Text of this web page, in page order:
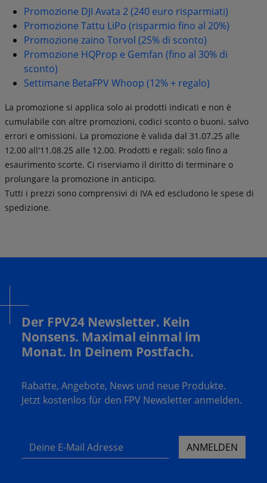
Promozione DJI Avata 2 (240 euro risparmiati)
Promozione Tattu LiPo (risparmio fino al 20%)
Promozione zaino Torvol (25% di sconto)
Promozione HQProp e Gemfan (fino al 30% di
sconto)
Settimane BetaFPV Whoop (12% + regalo)
La promozione si applica solo ai prodotti indicati e non è
cumulabile con altre promozioni, codici sconto o buoni. salvo
errori e omissioni. La promozione è valida dal 31.07.25 alle
12.00 all'11.08.25 alle 12.00. Prodotti e regali: solo fino a
esaurimento scorte. Ci riserviamo il diritto di terminare o
prolungare la promozione in anticipo.
Tutti i prezzi sono comprensivi di IVA ed escludono le spese di
spedizione.
Der FPV24 Newsletter. Kein
Nonsens. Maximal einmal im
Monat. In Deinem Postfach.
Rabatte, Angebote, News und neue Produkte.
Jetzt kostenlos für den FPV Newsletter anmelden.
Deine E-Mail Adresse ANMELDEN